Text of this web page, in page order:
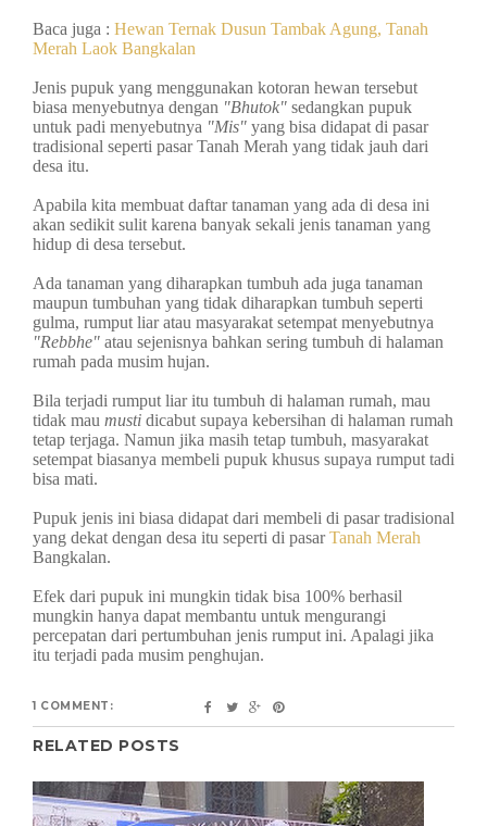
Baca juga : Hewan Ternak Dusun Tambak Agung, Tanah
Merah Laok Bangkalan
Jenis pupuk yang menggunakan kotoran hewan tersebut
biasa menyebutnya dengan "Bhutok" sedangkan pupuk
untuk padi menyebutnya "Mis" yang bisa didapat di pasar
tradisional seperti pasar Tanah Merah yang tidak jauh dari
desa itu.
Apabila kita membuat daftar tanaman yang ada di desa ini
akan sedikit sulit karena banyak sekali jenis tanaman yang
hidup di desa tersebut.
Ada tanaman yang diharapkan tumbuh ada juga tanaman
maupun tumbuhan yang tidak diharapkan tumbuh seperti
gulma, rumput liar atau masyarakat setempat menyebutnya
"Rebbhe" atau sejenisnya bahkan sering tumbuh di halaman
rumah pada musim hujan.
Bila terjadi rumput liar itu tumbuh di halaman rumah, mau
tidak mau musti dicabut supaya kebersihan di halaman rumah
tetap terjaga. Namun jika masih tetap tumbuh, masyarakat
setempat biasanya membeli pupuk khusus supaya rumput tadi
bisa mati.
Pupuk jenis ini biasa didapat dari membeli di pasar tradisional
yang dekat dengan desa itu seperti di pasarTanah Merah
Bangkalan.
Efek dari pupuk ini mungkin tidak bisa 100% berhasil
mungkin hanya dapat membantu untuk mengurangi
percepatan dari pertumbuhan jenis rumput ini. Apalagi jika
itu terjadi pada musim penghujan.
1 COMMENT:
RELATED POSTS